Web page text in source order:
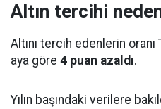
Altın tercihi
Altını tercih edenlerin
aya göre 4 puan azaldı.
Yılın başındaki verilere